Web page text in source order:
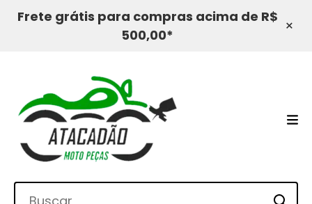
Frete grátis para compras acima de R$
500,00*
×